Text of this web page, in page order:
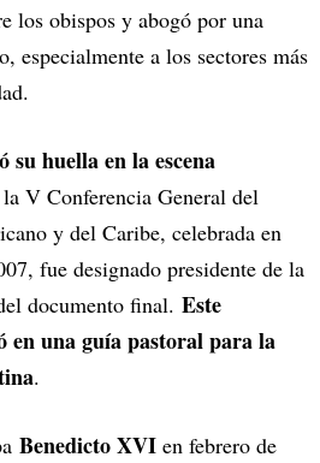
los obispos y abogó por una
especialmente a los sectores más
huella en la escena
V Conferencia General del
y del Caribe, celebrada en
fue designado presidente de la
documento final. Este
en una guía pastoral para la
.
Benedicto XVI en febrero de